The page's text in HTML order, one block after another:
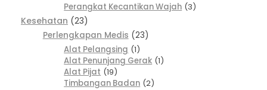
Perangkat Kecantikan Wajah 3
Kesehatan 23
Perlengkapan Medis
23
Alat Pelangsing 1
Alat Penunjang Gerak 1
Alat Pijat 19
Timbangan Badan 2